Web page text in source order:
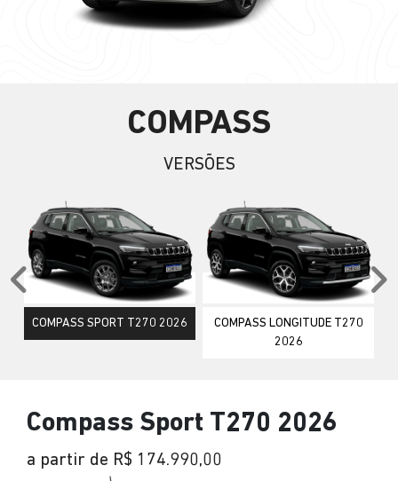
COMPASS
VERSÕES
COMPASS SPORT T270 2026
COMPASS LONGITUDE T270
2026
Anterior
Compass Sport T270 2026
a partir de R$ 174.990,00